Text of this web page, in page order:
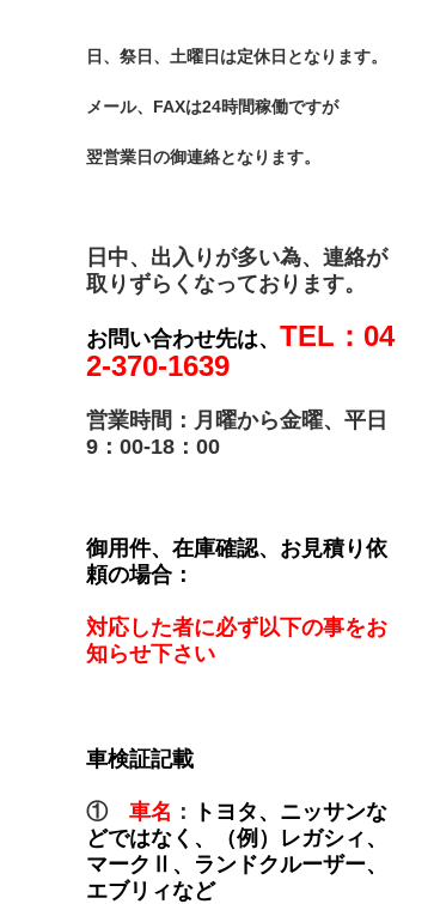
日、祭日、土曜日は定休日となります。
メール、FAXは24時間稼働ですが
翌営業日の御連絡となります。
日中、出入りが多い為、連絡が
取りずらくなっております。
お問い合わせ先は、 TEL：04
2-370-1639
営業時間：月曜から金曜、平日
9：00-18：00
御用件、在庫確認、お見積り依
頼の場合：
対応した者に必ず以下の事をお
知らせ下さい
車検証記載
① 車名 ：
トヨタ、ニッサンな
どではなく、（例）レガシィ、
マークⅡ、ランドクルーザー、
エブリィなど